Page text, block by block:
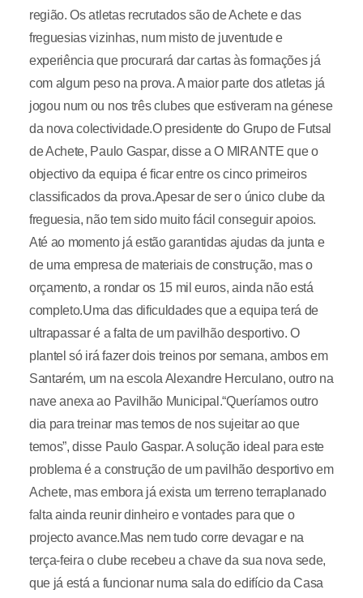
região. Os atletas recrutados são de Achete e das
freguesias vizinhas, num misto de juventude e
experiência que procurará dar cartas às formações já
com algum peso na prova. A maior parte dos atletas já
jogou num ou nos três clubes que estiveram na génese
da nova colectividade.O presidente do Grupo de Futsal
de Achete, Paulo Gaspar, disse a O MIRANTE que o
objectivo da equipa é ficar entre os cinco primeiros
classificados da prova.Apesar de ser o único clube da
freguesia, não tem sido muito fácil conseguir apoios.
Até ao momento já estão garantidas ajudas da junta e
de uma empresa de materiais de construção, mas o
orçamento, a rondar os 15 mil euros, ainda não está
completo.Uma das dificuldades que a equipa terá de
ultrapassar é a falta de um pavilhão desportivo. O
plantel só irá fazer dois treinos por semana, ambos em
Santarém, um na escola Alexandre Herculano, outro na
nave anexa ao Pavilhão Municipal.“Queríamos outro
dia para treinar mas temos de nos sujeitar ao que
temos”, disse Paulo Gaspar. A solução ideal para este
problema é a construção de um pavilhão desportivo em
Achete, mas embora já exista um terreno terraplanado
falta ainda reunir dinheiro e vontades para que o
projecto avance.Mas nem tudo corre devagar e na
terça-feira o clube recebeu a chave da sua nova sede,
que já está a funcionar numa sala do edifício da Casa